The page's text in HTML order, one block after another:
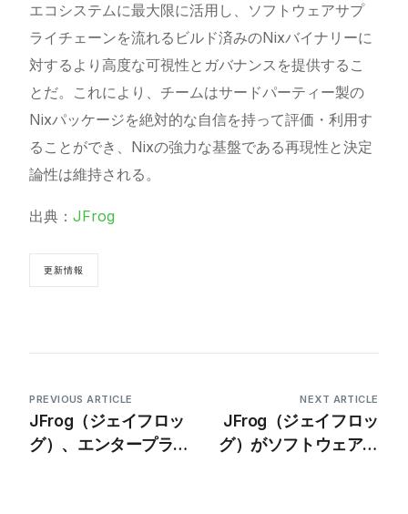
エコシステムに最大限に活用し、ソフトウェアサプ
ライチェーンを流れるビルド済みのNixバイナリーに
対するより高度な可視性とガバナンスを提供するこ
とだ。これにより、チームはサードパーティー製の
Nixパッケージを絶対的な自信を持って評価・利用す
ることができ、Nixの強力な基盤である再現性と決定
論性は維持される。
出典：JFrog
更新情報
PREVIOUS ARTICLE
JFrog（ジェイフロッ
グ）、エンタープライ
NEXT ARTICLE
JFrog（ジェイフロッ
グ）がソフトウェアサ